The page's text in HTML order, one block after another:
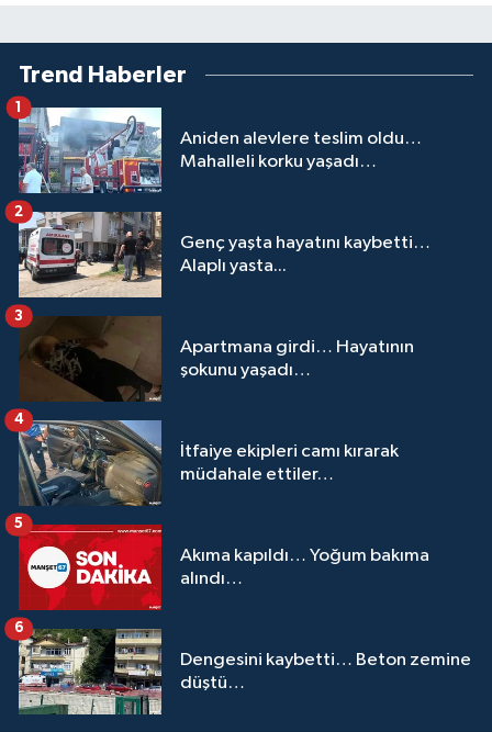
Trend Haberler
Aniden alevlere teslim oldu…
Mahalleli korku yaşadı…
1
Genç yaşta hayatını kaybetti…
Alaplı yasta...
2
Apartmana girdi… Hayatının
şokunu yaşadı…
3
İtfaiye ekipleri camı kırarak
müdahale ettiler…
4
Akıma kapıldı… Yoğum bakıma
alındı…
5
Dengesini kaybetti… Beton zemine
düştü…
6